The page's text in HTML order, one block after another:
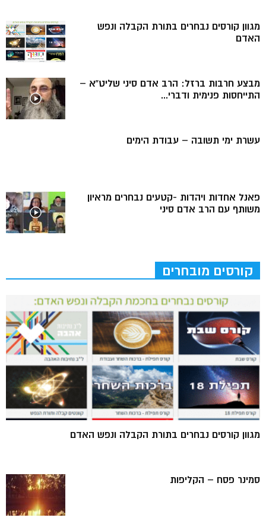
מגוון קורסים נבחרים בתורת הקבלה ונפש
האדם
מבצע חרבות ברזל: הרב אדם סיני שליט”א –
התייחסות פנימית ודברי...
עשרת ימי תשובה – עבודת הימים
פאנל אחדות ויהדות -קטעים נבחרים מראיון
משותף עם הרב אדם סיני
קורסים מובחרים
מגוון קורסים נבחרים בתורת הקבלה ונפש האדם
סמינר פסח – הקליפות